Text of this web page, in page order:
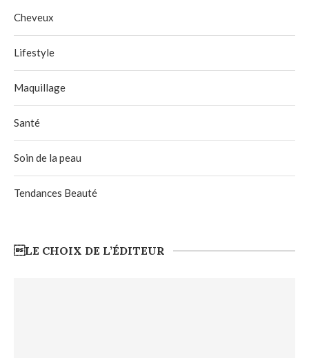
Cheveux
Lifestyle
Maquillage
Santé
Soin de la peau
Tendances Beauté
LE CHOIX DE L’ÉDITEUR